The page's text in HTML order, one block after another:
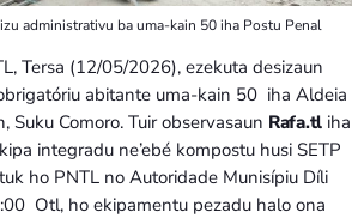
administrativu ba uma-kain 50 iha Postu Penal
Tersa (12/05/2026), ezekuta desizaun
abitante uma-kain 50 iha Aldeia
Suku Comoro. Tuir observasaun Rafa.tliha
integradu ne’ebé kompostu husi SETP
ho PNTL no Autoridade Munisípiu Díli
Otl, ho ekipamentu pezadu halo ona